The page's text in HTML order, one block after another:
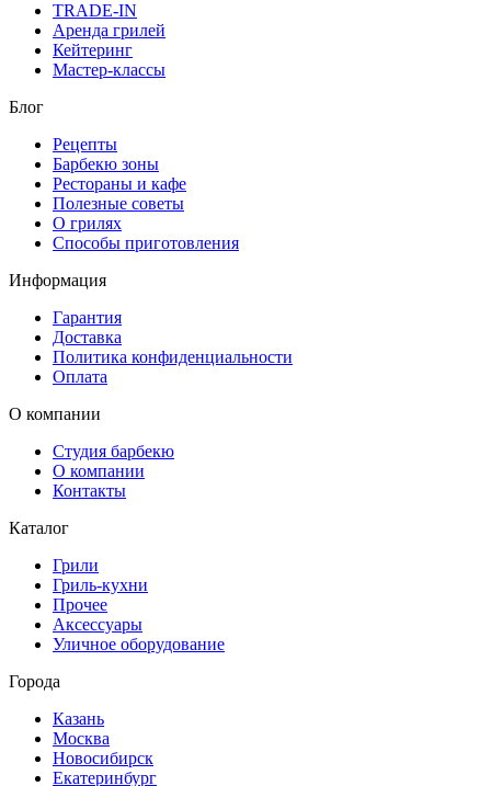
TRADE-IN
Аренда грилей
Кейтеринг
Мастер-классы
Блог
Рецепты
Барбекю зоны
Рестораны и кафе
Полезные советы
О грилях
Способы приготовления
Информация
Гарантия
Доставка
Политика конфиденциальности
Оплата
О компании
Студия барбекю
О компании
Контакты
Каталог
Грили
Гриль-кухни
Прочее
Аксессуары
Уличное оборудование
Города
Казань
Москва
Новосибирск
Екатеринбург